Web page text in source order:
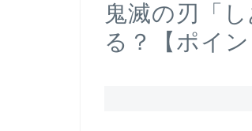
鬼滅の刃「
る？【ポイ